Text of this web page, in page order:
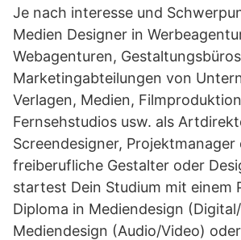
Je nach interesse und
Medien Designer in
Webagenturen,
Marketingabteilungen von
Verlagen, Medien,
Fernsehstudios usw. als
Screendesigner, Projektmanager
freiberufliche Gestalter oder
startest Dein Studium mit einem
Diploma in Mediendesign
Mediendesign (Audio/Video)